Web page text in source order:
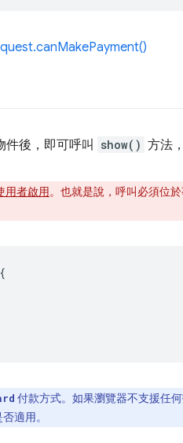
件後，即可呼叫 show() 方法
用者啟用。也就是說，呼叫必須位
{
付款方式。如果瀏覽器不支援任
適用。